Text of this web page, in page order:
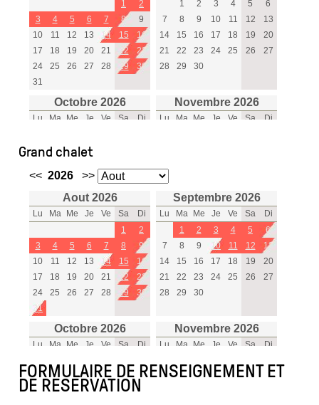
Grand chalet
FORMULAIRE DE RENSEIGNEMENT ET
DE RESERVATION